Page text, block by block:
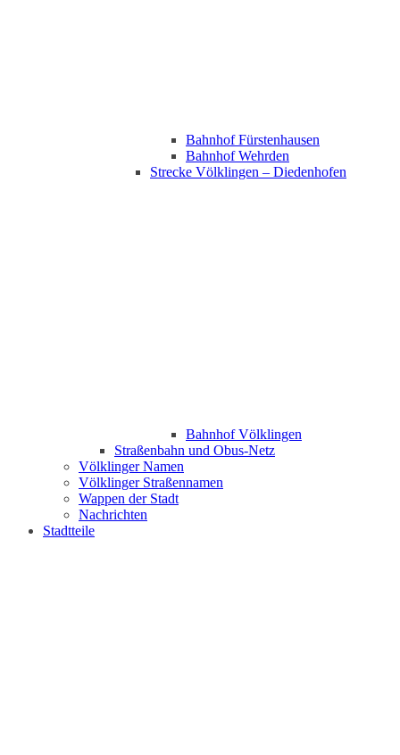
Bahnhof Fürstenhausen
Bahnhof Wehrden
Strecke Völklingen – Diedenhofen
Bahnhof Völklingen
Straßenbahn und Obus-Netz
Völklinger Namen
Völklinger Straßennamen
Wappen der Stadt
Nachrichten
Stadtteile